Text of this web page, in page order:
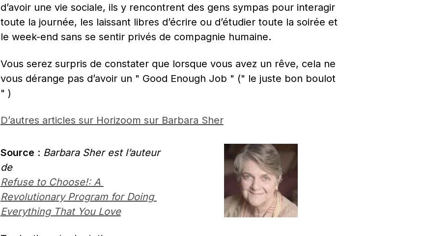
d’avoir une vie sociale, ils y rencontrent des gens sympas pour interagir
toute la journée, les laissant libres d’écrire ou d’étudier toute la soirée et
le week-end sans se sentir privés de compagnie humaine.
Vous serez surpris de constater que lorsque vous avez un rêve, cela ne
vous dérange pas d’avoir un " Good Enough Job " (" le juste bon boulot
" )
D’autres articles sur Horizoom sur Barbara Sher
Source : Barbara Sher est l’auteur
de
Refuse to Choose!: A
Revolutionary Program for Doing
Everything That You Love